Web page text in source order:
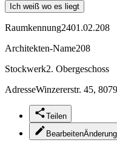
Ich weiß wo es liegt
Raumkennung2401.02.208
Architekten-Name208
Stockwerk2. Obergeschoss
AdresseWinzererstr. 45,
Teilen
Bearbeiten